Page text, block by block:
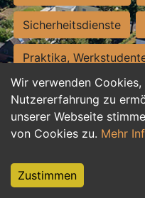
Wir verwenden
Nutzererfahrung zu
unserer Webseite
von Cookies zu. Mehr
Zustimmen
Sicherheitsdienste
Praktika,
Personalwesen
Hilfskräfte, Aushilfs-
Weiterbildung,